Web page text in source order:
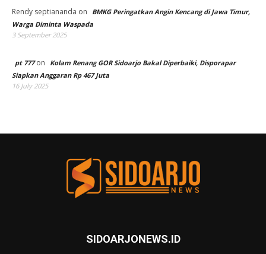
Rendy septiananda on
BMKG Peringatkan Angin Kencang di Jawa Timur,
Warga Diminta Waspada
3 September 2025
pt 777on
Kolam Renang GOR Sidoarjo Bakal Diperbaiki, Disporapar
Siapkan Anggaran Rp 467 Juta
16 July 2025
SIDOARJONEWS.ID